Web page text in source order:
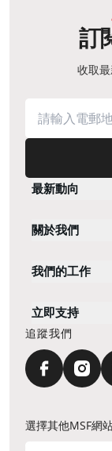
訂
收取
最新動向
關於我們
我們的工作
立即支持
追蹤我們
選擇其他MSF網